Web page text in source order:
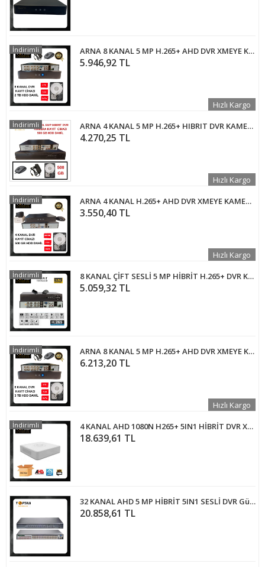
ARNA 8 KANAL 5 MP H.265+ AHD DVR XMEYE KAMERA KAYIT CİHAZI - 2 TB 7/24 GÜVENLİK HARDDİSKİ DAHİL
5.946,92 TL
İndirimli
Hızlı Kargo
ARNA 4 KANAL 5 MP H.265+ HIBRIT DVR KAMERA KAYIT CİHAZI 500 GB HDD DAHİL - 45500
4.270,25 TL
İndirimli
Hızlı Kargo
ARNA 4 KANAL H.265+ AHD DVR XMEYE KAMERA KAYIT CİHAZI - 500 GB 7/24 GÜVENLİK HARDDİSKİ DAHİL
3.550,40 TL
İndirimli
Hızlı Kargo
8 KANAL ÇİFT SESLİ 5 MP HİBRİT H.265+ DVR KAYIT CİHAZI- ARNA-4508
5.059,32 TL
İndirimli
ARNA 8 KANAL 5 MP H.265+ AHD DVR XMEYE KAMERA KAYIT CİHAZI - 3 TB 7/24 GÜVENLİK HARDDİSKİ DAHİL
6.213,20 TL
İndirimli
Hızlı Kargo
4 KANAL AHD 1080N H265+ 5IN1 HİBRİT DVR XMEYE KAMERA KAYIT CİHAZI ARNA-4042 EKONOMİK 10 LU PAKET
18.639,61 TL
İndirimli
32 KANAL AHD 5 MP HİBRİT 5IN1 SESLİ DVR Güvenlik Kamerası Kayıt Cihazı ARNA-4035
20.858,61 TL